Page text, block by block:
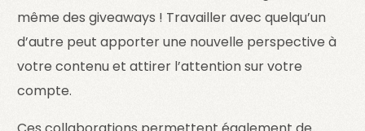
même des giveaways ! Travailler avec quelqu’un
d’autre peut apporter une nouvelle perspective à
votre contenu et attirer l’attention sur votre
compte.